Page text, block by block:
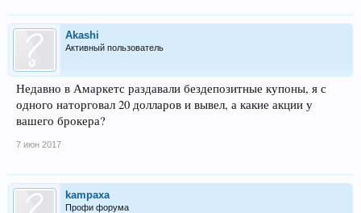
Akashi
Активный пользователь
Недавно в Амаркетс раздавали бездепозитные купоны, я с
одного наторговал 20 долларов и вывел, а какие акции у
вашего брокера?
7 июн 2017
kampaxa
Профи форума